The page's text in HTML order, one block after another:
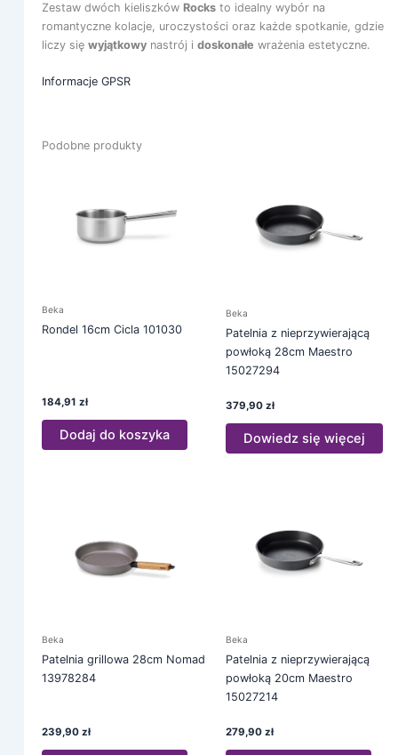
Zestaw dwóch kieliszków Rocksto idealny wybór na
romantyczne kolacje, uroczystości oraz każde spotkanie, gdzie
liczy się wyjątkowynastrój i doskonałe wrażenia estetyczne.
Informacje GPSR
Podobne produkty
Beka
Rondel 16cm Cicla 101030
184,91 zł
Dodaj do koszyka
Beka
Patelnia z nieprzywierającą
powłoką 28cm Maestro
15027294
379,90 zł
Dowiedz się więcej
Beka
Patelnia grillowa 28cm Nomad
13978284
239,90 zł
Beka
Patelnia z nieprzywierającą
powłoką 20cm Maestro
15027214
279,90 zł